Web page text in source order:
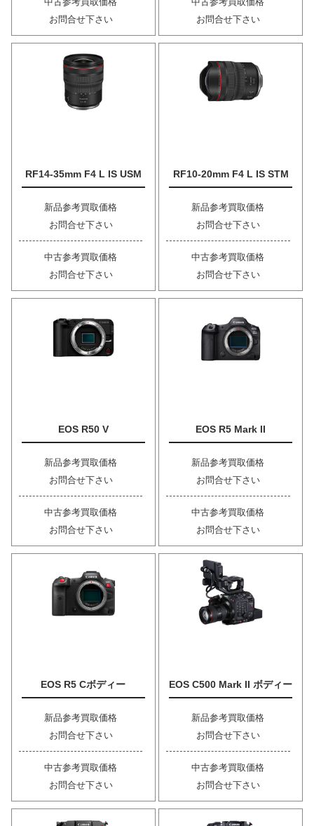
お問合せ下さい
お問合せ下さい
RF14-35mm F4 L IS USM
新品参考買取価格
お問合せ下さい
中古参考買取価格
お問合せ下さい
RF10-20mm F4 L IS STM
新品参考買取価格
お問合せ下さい
中古参考買取価格
お問合せ下さい
EOS R50 V
新品参考買取価格
お問合せ下さい
中古参考買取価格
お問合せ下さい
EOS R5 Mark II
新品参考買取価格
お問合せ下さい
中古参考買取価格
お問合せ下さい
EOS R5 Cボディー
新品参考買取価格
お問合せ下さい
中古参考買取価格
お問合せ下さい
EOS C500 Mark II ボディー
新品参考買取価格
お問合せ下さい
中古参考買取価格
お問合せ下さい